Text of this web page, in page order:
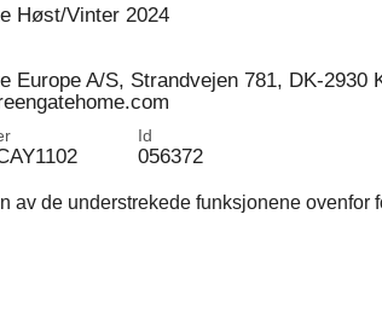
Høst/Vinter 2024
Europe A/S, Strandvejen 781, DK-2930
Id
056372
av de understrekede funksjonene ovenfor